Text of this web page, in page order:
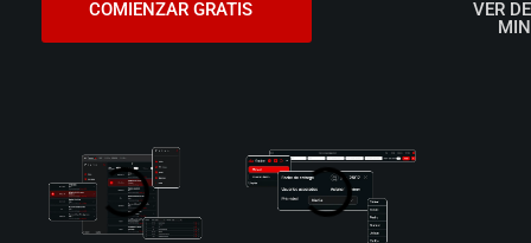
COMIENZAR GRATIS
VER